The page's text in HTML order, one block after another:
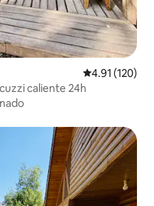
Calificación
4.91 (120)
caliente 24h